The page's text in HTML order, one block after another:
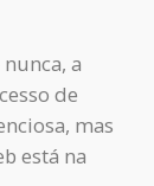
a
de
mas
está na